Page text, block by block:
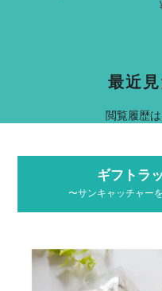
最近
閲覧履歴は
ギフトラ
〜サンキャッチャー